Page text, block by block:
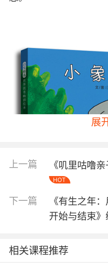
展
上一篇 《叽里咕噜
HOT
下一篇
《有生之年
开始与结束
相关课程推荐